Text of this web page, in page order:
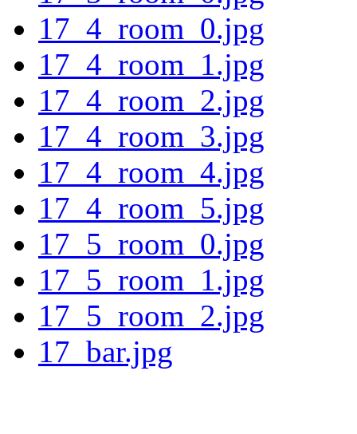
17_4_room_0.jpg
17_4_room_1.jpg
17_4_room_2.jpg
17_4_room_3.jpg
17_4_room_4.jpg
17_4_room_5.jpg
17_5_room_0.jpg
17_5_room_1.jpg
17_5_room_2.jpg
17_bar.jpg